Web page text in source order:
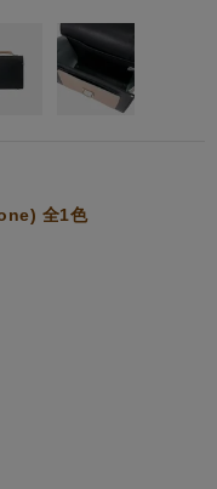
全1色